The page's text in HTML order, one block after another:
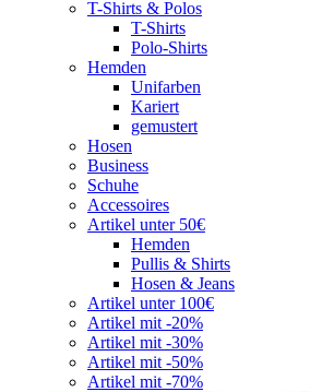
T-Shirts & Polos
T-Shirts
Polo-Shirts
Hemden
Unifarben
Kariert
gemustert
Hosen
Business
Schuhe
Accessoires
Artikel unter 50€
Hemden
Pullis & Shirts
Hosen & Jeans
Artikel unter 100€
Artikel mit -20%
Artikel mit -30%
Artikel mit -50%
Artikel mit -70%